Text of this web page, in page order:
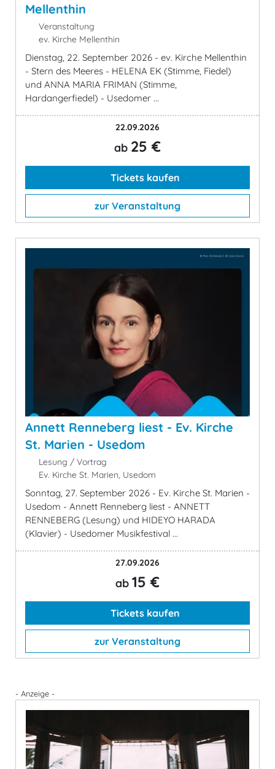
Mellenthin
Veranstaltung
ev. Kirche Mellenthin
Dienstag, 22. September 2026 - ev. Kirche Mellenthin
- Stern des Meeres - HELENA EK (Stimme, Fiedel)
und ANNA MARIA FRIMAN (Stimme,
Hardangerfiedel) - Usedomer ...
22.09.2026
ab 25 €
Tickets kaufen
zur Veranstaltung
Annett Renneberg liest - Ev. Kirche
St. Marien - Usedom
Lesung / Vortrag
Ev. Kirche St. Marien, Usedom
Sonntag, 27. September 2026 - Ev. Kirche St. Marien -
Usedom - Annett Renneberg liest - ANNETT
RENNEBERG (Lesung) und HIDEYO HARADA
(Klavier) - Usedomer Musikfestival ...
27.09.2026
ab 15 €
Tickets kaufen
zur Veranstaltung
- Anzeige -